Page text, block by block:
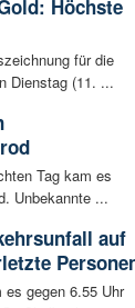
Höchste
für die
Dienstag (11. ...
Tag kam es
Unbekannte ...
auf
gegen 6.55 Uhr